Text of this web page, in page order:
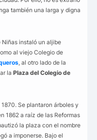
también una larga y digna
Niñas instaló un aljibe
al viejo Colegio de
, al otro lado de la
la Plaza del Colegio de
Se plantaron árboles y
1862 a raíz de las Reformas
la plaza con el nombre
a imponerse. Bajo el